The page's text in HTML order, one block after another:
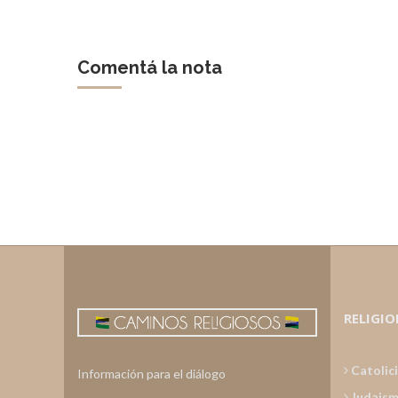
Comentá la nota
Información para el diálogo